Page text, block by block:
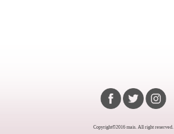
Copyright©2016 mais. All right reserved.